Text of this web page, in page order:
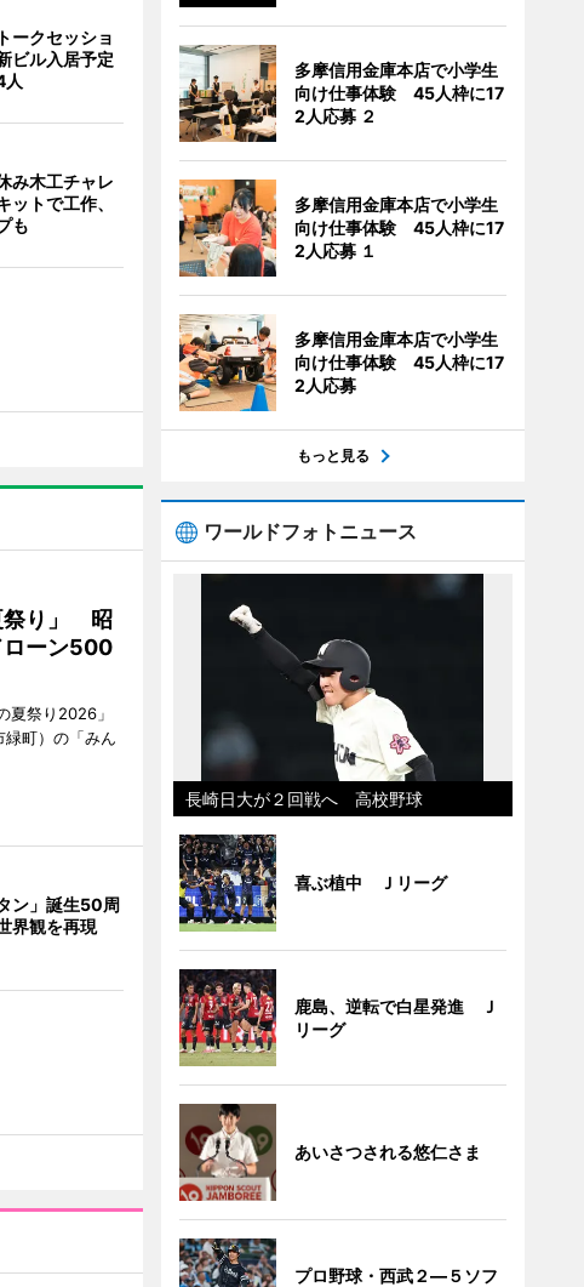
ークセッショ
ビル入居予定
人
み木工チャレ
トで工作、
も
祭り」 昭
ローン500
夏祭り2026」
町）の「みん
ン」誕生50周
界観を再現
多摩信用金庫本店で小学生
向け仕事体験 45人枠に17
2人応募 ２
多摩信用金庫本店で小学生
向け仕事体験 45人枠に17
2人応募 １
多摩信用金庫本店で小学生
向け仕事体験 45人枠に17
2人応募
もっと見る
ワールドフォトニュース
長崎日大が２回戦へ 高校野球
喜ぶ植中 Ｊリーグ
鹿島、逆転で白星発進 Ｊ
リーグ
あいさつされる悠仁さま
プロ野球・西武２―５ソフ